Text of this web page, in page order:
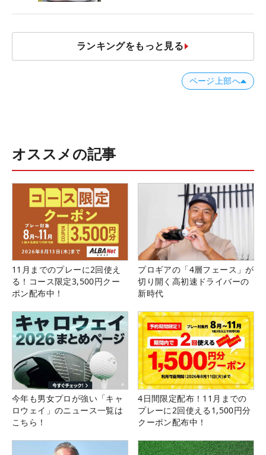
ランキングをもっと見る
ページ上部へ
オススメの記事
11月までのプレーに2回使え
る！コース限定3,500円クー
ポン配布中！
プロギアの「4層フェース」が
切り開く高初速ドライバーの
新時代
今年も男女プロが強い「キャ
ロウェイ」のニュース一覧は
こちら！
4日間限定配布！11月までの
プレーに2回使える1,500円分
クーポン配布中！